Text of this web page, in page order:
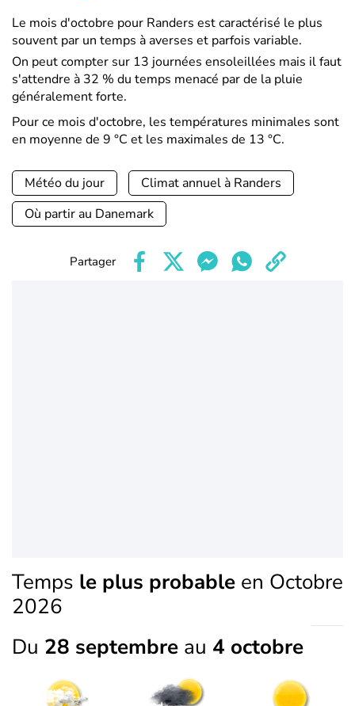
Le mois d'octobre pour Randers est caractérisé le plus
souvent par un temps à averses et parfois variable.
On peut compter sur 13 journées ensoleillées mais il faut
s'attendre à 32 % du temps menacé par de la pluie
généralement forte.
Pour ce mois d'octobre, les températures minimales sont
en moyenne de 9 °C et les maximales de 13 °C.
Météo du jour
Climat annuel à Randers
Où partir au Danemark
Partager
Temps le plus probable en Octobre
2026
Du 28 septembre au 4 octobre